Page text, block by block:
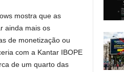
mostra que as
ainda mais os
de monetização ou
com a Kantar IBOPE
de um quarto das